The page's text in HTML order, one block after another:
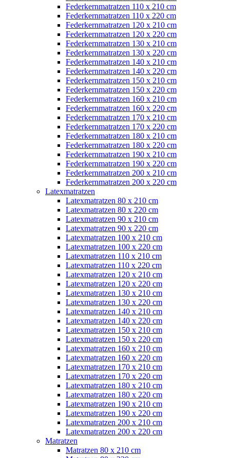
Federkernmatratzen 110 x 210 cm
Federkernmatratzen 110 x 220 cm
Federkernmatratzen 120 x 210 cm
Federkernmatratzen 120 x 220 cm
Federkernmatratzen 130 x 210 cm
Federkernmatratzen 130 x 220 cm
Federkernmatratzen 140 x 210 cm
Federkernmatratzen 140 x 220 cm
Federkernmatratzen 150 x 210 cm
Federkernmatratzen 150 x 220 cm
Federkernmatratzen 160 x 210 cm
Federkernmatratzen 160 x 220 cm
Federkernmatratzen 170 x 210 cm
Federkernmatratzen 170 x 220 cm
Federkernmatratzen 180 x 210 cm
Federkernmatratzen 180 x 220 cm
Federkernmatratzen 190 x 210 cm
Federkernmatratzen 190 x 220 cm
Federkernmatratzen 200 x 210 cm
Federkernmatratzen 200 x 220 cm
Latexmatratzen
Latexmatratzen 80 x 210 cm
Latexmatratzen 80 x 220 cm
Latexmatratzen 90 x 210 cm
Latexmatratzen 90 x 220 cm
Latexmatratzen 100 x 210 cm
Latexmatratzen 100 x 220 cm
Latexmatratzen 110 x 210 cm
Latexmatratzen 110 x 220 cm
Latexmatratzen 120 x 210 cm
Latexmatratzen 120 x 220 cm
Latexmatratzen 130 x 210 cm
Latexmatratzen 130 x 220 cm
Latexmatratzen 140 x 210 cm
Latexmatratzen 140 x 220 cm
Latexmatratzen 150 x 210 cm
Latexmatratzen 150 x 220 cm
Latexmatratzen 160 x 210 cm
Latexmatratzen 160 x 220 cm
Latexmatratzen 170 x 210 cm
Latexmatratzen 170 x 220 cm
Latexmatratzen 180 x 210 cm
Latexmatratzen 180 x 220 cm
Latexmatratzen 190 x 210 cm
Latexmatratzen 190 x 220 cm
Latexmatratzen 200 x 210 cm
Latexmatratzen 200 x 220 cm
Matratzen
Matratzen 80 x 210 cm